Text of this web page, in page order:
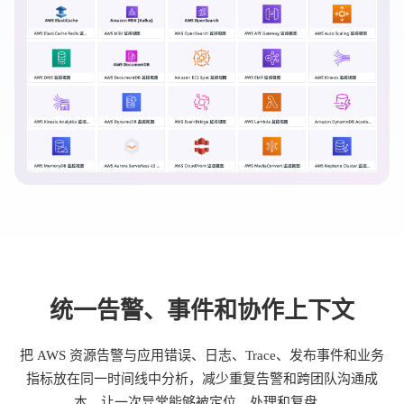
统一告警、事件和协作上下文
把 AWS 资源告警与应用错误、日志、Trace、发布事件和业务
指标放在同一时间线中分析，减少重复告警和跨团队沟通成